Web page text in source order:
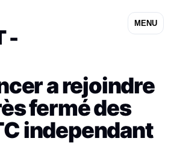
MENU
a rejoindre
fermé des
independant